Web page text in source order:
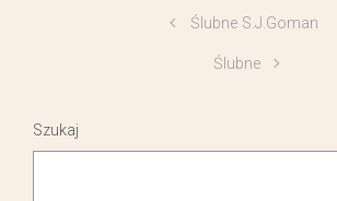
Ślubne S.J.Goman
Ślubne
Szukaj